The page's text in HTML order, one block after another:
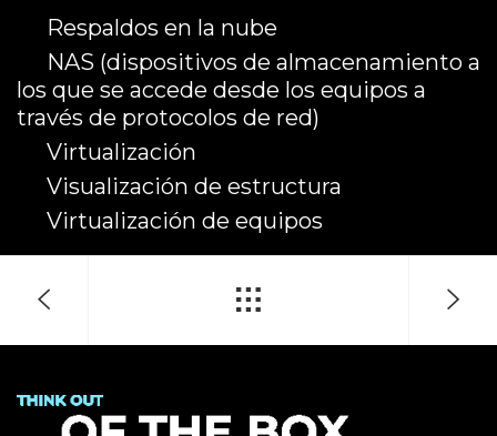
Respaldos en la nube
NAS (dispositivos de almacenamiento a
los que se accede desde los equipos a
través de protocolos de red)
Virtualización
Visualización de estructura
Virtualización de equipos